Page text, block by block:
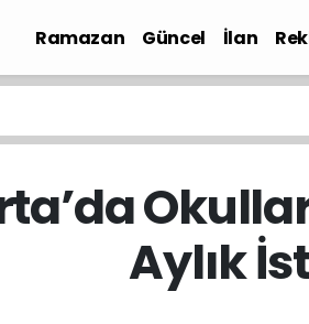
Ramazan Güncel İlan
Aylık